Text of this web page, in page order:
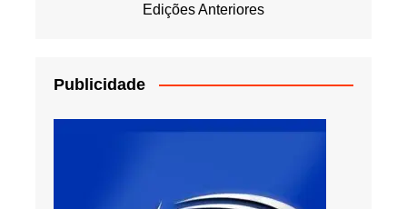
Edições Anteriores
Publicidade